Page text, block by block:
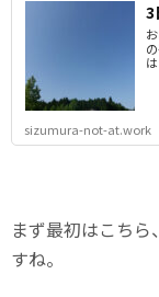
3
sizumura-not-at.work
まず最初はこち
すね。